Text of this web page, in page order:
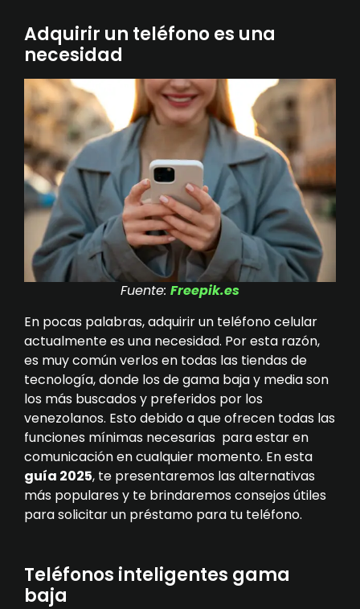
Adquirir un teléfono es una
necesidad
Fuente: Freepik.es
En pocas palabras, adquirir un teléfono celular
actualmente es una necesidad. Por esta razón,
es muy común verlos en todas las tiendas de
tecnología, donde los de gama baja y media son
los más buscados y preferidos por los
venezolanos. Esto debido a que ofrecen todas las
funciones mínimas necesarias para estar en
comunicación en cualquier momento. En esta
guía 2025, te presentaremos las alternativas
más populares y te brindaremos consejos útiles
para solicitar un préstamo para tu teléfono.
Teléfonos inteligentes gama
baja